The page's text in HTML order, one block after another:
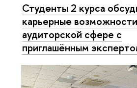
Студенты 2 курса
карьерные
аудиторской сфере с
приглашённым